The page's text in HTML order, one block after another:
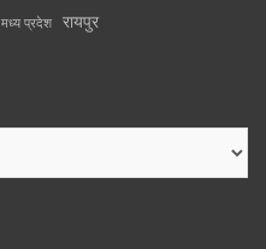
मध्य प्रदेश रायपुर